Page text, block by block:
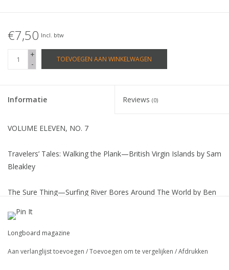
€7,50 Incl. btw
+
-
TOEVOEGEN AAN WINKELWAGEN
Informatie Reviews (0)
VOLUME ELEVEN, NO. 7
Travelers’ Tales: Walking the Plank—British Virgin Islands by Sam
Bleakley
The Sure Thing—Surfing River Bores Around The World by Ben
Calculated Risk—East Nusa Tengarra by Todd Saunders
Time Traveling: Tom Pohaku Stone’s Recreation of Ancient
Longboard magazine
Aan verlanglijst toevoegen /Toevoegen om te vergelijken /Afdrukken